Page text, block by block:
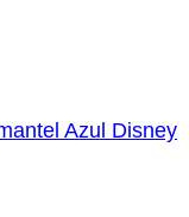
Azul Disney